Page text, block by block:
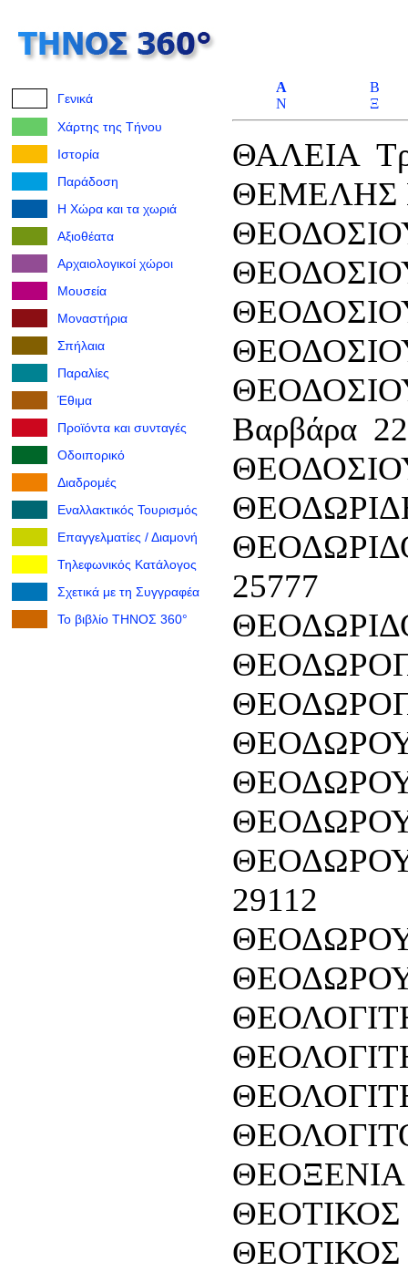
Γενικά
Χάρτης της Τήνου
Ιστορία
Παράδοση
Η Χώρα και τα χωριά
Αξιοθέατα
Αρχαιολογικοί χώροι
Μουσεία
Μοναστήρια
Σπήλαια
Παραλίες
Έθιμα
Προϊόντα και συνταγές
Οδοιπορικό
Διαδρομές
Εναλλακτικός Τουρισμός
Επαγγελματίες / Διαμονή
Τηλεφωνικός Κατάλογος
Σχετικά με τη Συγγραφέα
Το βιβλίο ΤΗΝΟΣ 360°
Α
Β
Ν
Ξ
ΘΑΛΕΙΑ
ΘΕΜΕΛΗΣ
Βαρβάρα
25777
ΘΕΟΔΩΡΟΥ
ΘΕΟΔΩΡΟΥ
ΘΕΟΔΩΡΟΥ
ΘΕΟΔΩΡΟΥ
29112
ΘΕΟΔΩΡΟΥ
ΘΕΟΔΩΡΟΥ
ΘΕΟΞΕΝΙΑ
ΘΕΟΤΙΚΟΣ
ΘΕΟΤΙΚΟΣ